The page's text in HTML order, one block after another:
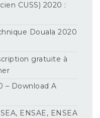
CUSS) 2020 :
Douala 2020
gratuite à
– Download A
ENSAE, ENSEA